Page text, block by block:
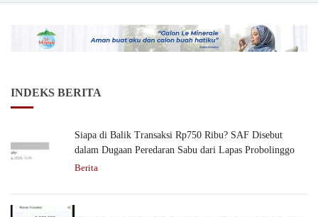
INDEKS BERITA
Siapa di Balik Transaksi Rp750 Ribu? SAF Disebut
dalam Dugaan Peredaran Sabu dari Lapas Probolinggo
Berita